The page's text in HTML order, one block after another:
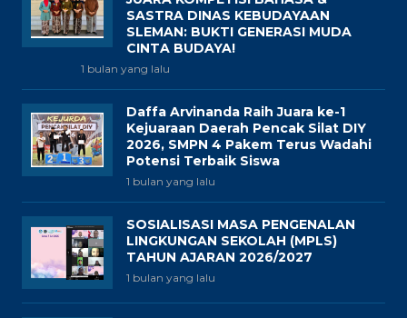
SASTRA DINAS KEBUDAYAAN
SLEMAN: BUKTI GENERASI MUDA
CINTA BUDAYA!
1 bulan yang lalu
Daffa Arvinanda Raih Juara ke-1
Kejuaraan Daerah Pencak Silat DIY
2026, SMPN 4 Pakem Terus Wadahi
Potensi Terbaik Siswa
1 bulan yang lalu
SOSIALISASI MASA PENGENALAN
LINGKUNGAN SEKOLAH (MPLS)
TAHUN AJARAN 2026/2027
1 bulan yang lalu